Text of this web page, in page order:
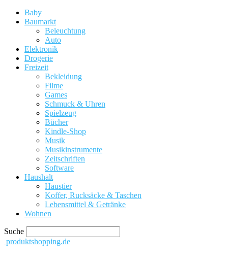
Baby
Baumarkt
Beleuchtung
Auto
Elektronik
Drogerie
Freizeit
Bekleidung
Filme
Games
Schmuck & Uhren
Spielzeug
Bücher
Kindle-Shop
Musik
Musikinstrumente
Zeitschriften
Software
Haushalt
Haustier
Koffer, Rucksäcke & Taschen
Lebensmittel & Getränke
Wohnen
Suche
produktshopping.de